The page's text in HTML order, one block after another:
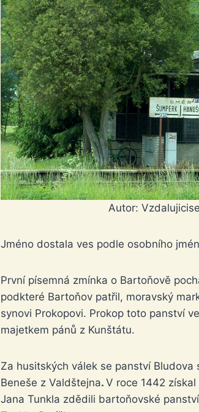
Autor:
Jméno dostala ves podle osobního
První písemná zmínka o Bartoňově
podkteré Bartoňov patřil, moravský
synovi Prokopovi. Prokop toto panství
majetkem pánů z Kunštátu.
Za husitských válek se panství
Beneše z Valdštejna.V roce 1442
Jana Tunkla zdědili bartoňovské